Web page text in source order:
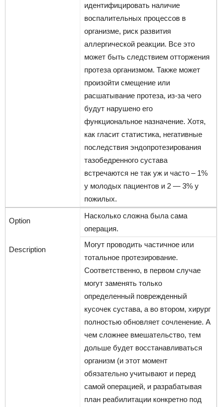
идентифицировать наличие
воспалительных процессов в
организме, риск развития
аллергической реакции. Все это
может быть следствием отторжения
протеза организмом. Также может
произойти смещение или
расшатывание протеза, из-за чего
будут нарушено его
функциональное назначение. Хотя,
как гласит статистика, негативные
последствия эндопротезирования
тазобедренного сустава
встречаются не так уж и часто – 1%
у молодых пациентов и 2 — 3% у
пожилых.
Насколько сложна была сама
операция.
Могут проводить частичное или
тотальное протезирование.
Соответственно, в первом случае
могут заменять только
определенный поврежденный
кусочек сустава, а во втором, хирург
полностью обновляет сочленение. А
чем сложнее вмешательство, тем
дольше будет восстанавливаться
организм (и этот момент
обязательно учитывают и перед
самой операцией, и разрабатывая
план реабилитации конкретно под